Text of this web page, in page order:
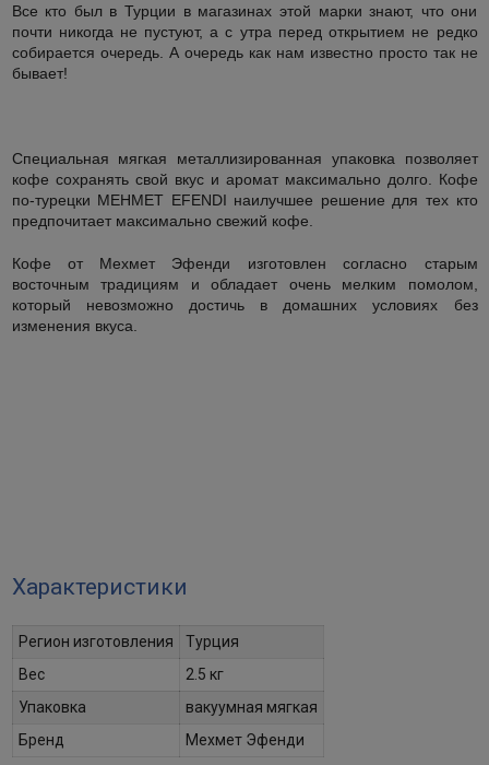
Все кто был в Турции в магазинах этой марки знают, что они
почти никогда не пустуют, а с утра перед открытием не редко
собирается очередь. А очередь как нам известно просто так не
бывает!
Специальная мягкая металлизированная упаковка позволяет
кофе сохранять свой вкус и аромат максимально долго. Кофе
по-турецки MEHMET EFENDI наилучшее решение для тех кто
предпочитает максимально свежий кофе.
Кофе от Мехмет Эфенди изготовлен согласно старым
восточным традициям и обладает очень мелким помолом,
который невозможно достичь в домашних условиях без
изменения вкуса.
Характеристики
Регион изготовления
Турция
Вес
2.5 кг
Упаковка
вакуумная мягкая
Бренд
Мехмет Эфенди